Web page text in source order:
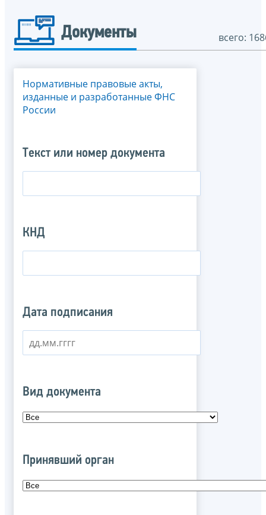
Документы всего:
Нормативные правовые акты,
изданные и разработанные ФНС
России
Текст или номер документа
КНД
Дата подписания
Вид документа
Принявший орган